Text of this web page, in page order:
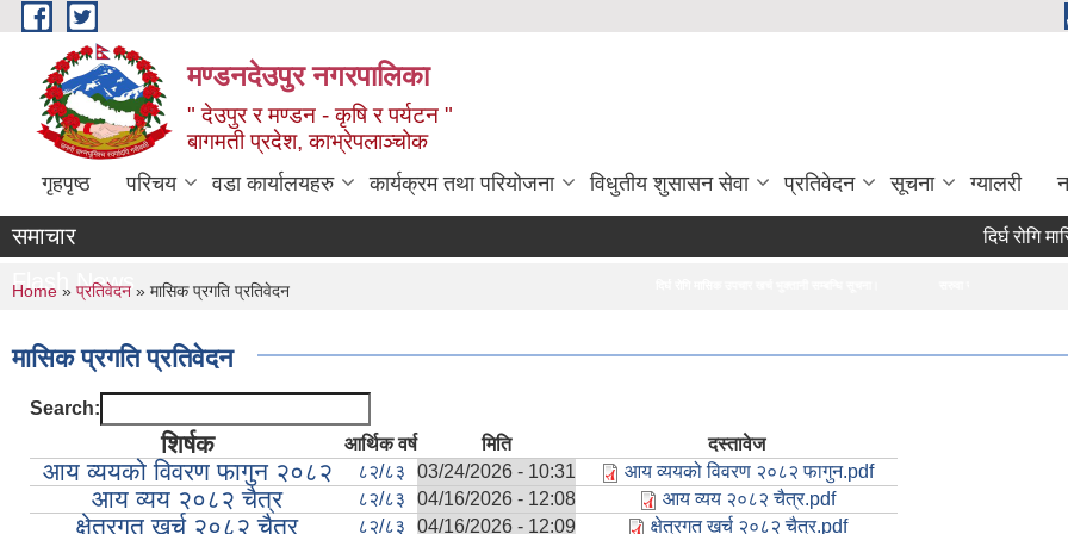
Skip to main content
मण्डनदेउपुर नगरपालिका
" देउपुर र मण्डन - कृषि र पर्यटन "
बागमती प्रदेश, काभ्रेपलाञ्चोक
गृहपृष्ठ परिचय वडा कार्यालयहरु कार्यक्रम तथा परियोजना विधुतीय शुसासन सेवा प्रतिवेदन सूचना ग्यालरी
समाचार दिर्घ रोगि
Flash News
You are here
Home » प्रतिवेदन » मासिक प्रगति प्रतिवेदन
मासिक प्रगति प्रतिवेदन
Search:
शिर्षक आर्थिक वर्ष मिति दस्तावेज
आय व्ययको विवरण फागुन २०८२ ८२/८३ 03/24/2026 - 10:31 आय व्ययको विवरण २०८२ फागुन.pdf
आय व्यय २०८२ चैत्र ८२/८३ 04/16/2026 - 12:08 आय व्यय २०८२ चैत्र.pdf
क्षेत्रगत खर्च २०८२ चैत्र ८२/८३ 04/16/2026 - 12:09 क्षेत्रगत खर्च २०८२ चैत्र.pdf